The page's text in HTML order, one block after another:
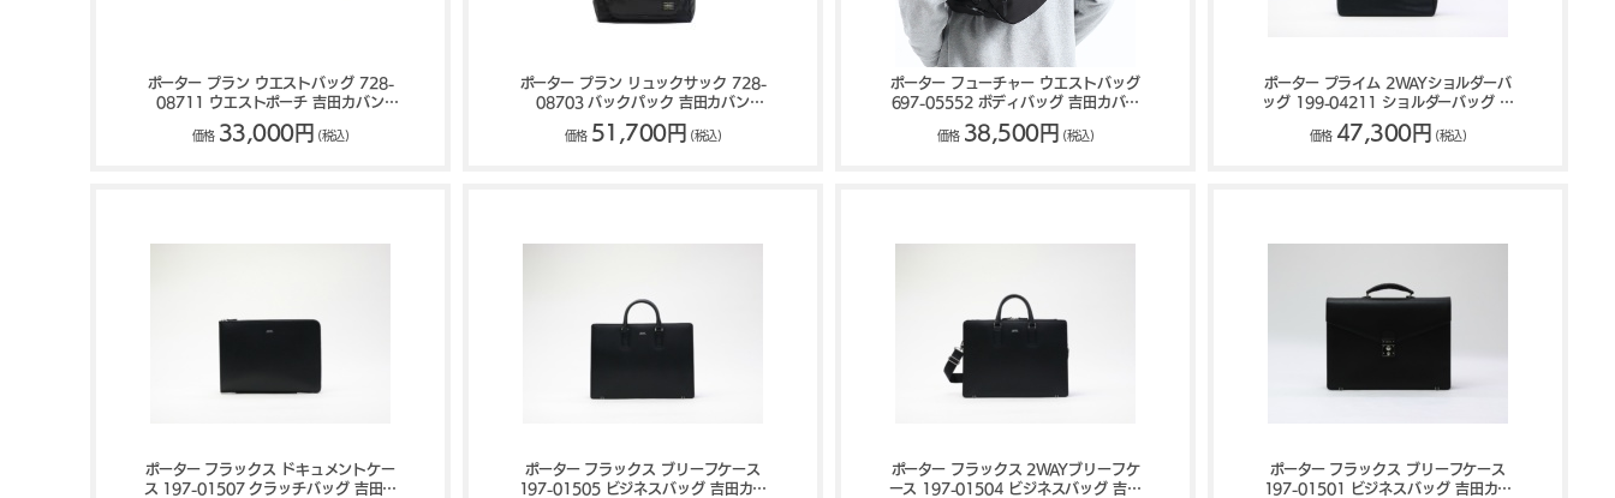
ポーター プラン ウエストバッグ 728-
08711 ウエストポーチ 吉田カバン
PORTER PLAN
価格 33,000円 (税込)
ポーター プラン リュックサック 728-
08703 バックパック 吉田カバン
PORTER PLAN
価格 51,700円 (税込)
ポーター フューチャー ウエストバッグ
697-05552 ボディバッグ 吉田カバン
PORTER FUTURE
価格 38,500円 (税込)
ポーター プライム 2WAYショルダーバ
ッグ 199-04211 ショルダーバッグ 吉
田カバン PORTER PRIME
価格 47,300円 (税込)
ポーター フラックス ドキュメントケー
ス 197-01507 クラッチバッグ 吉田カ
ポーター フラックス ブリーフケース
197-01505 ビジネスバッグ 吉田カバ
ポーター フラックス 2WAYブリーフケ
ース 197-01504 ビジネスバッグ 吉田
ポーター フラックス ブリーフケース
197-01501 ビジネスバッグ 吉田カバ